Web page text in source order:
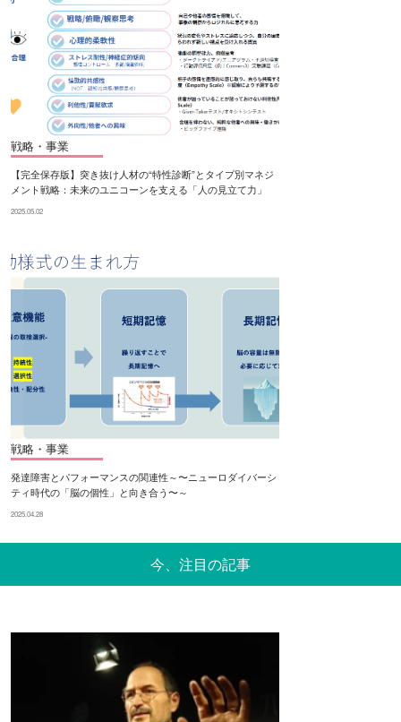
戦略・事業
【完全保存版】突き抜け人材の“特性診断”とタイプ別マネジ
メント戦略：未来のユニコーンを支える「人の見立て力」
2025.05.02
戦略・事業
発達障害とパフォーマンスの関連性～〜ニューロダイバーシ
ティ時代の「脳の個性」と向き合う〜～
2025.04.28
今、注目の記事